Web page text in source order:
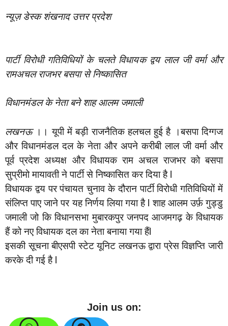
न्यूज़ डेस्क शंखनाद उत्तर प्रदेश
पार्टी विरोधी गतिविधियों के चलते विधायक द्वय लाल जी वर्मा और
रामअचल राजभर बसपा से निष्कासित
विधानमंडल के नेता बने शाह आलम जमाली
लखनऊ।। यूपी में बड़ी राजनैतिक हलचल हुई है ।बसपा दिग्गज
और विधानमंडल दल के नेता और अपने करीबी लाल जी वर्मा और
पूर्व प्रदेश अध्यक्ष और विधायक राम अचल राजभर को बसपा
सुप्रीमो मायावती ने पार्टी से निष्कासित कर दिया है l
विधायक द्वय पर पंचायत चुनाव के दौरान पार्टी विरोधी गतिविधियों में
संलिप्त पाए जाने पर यह निर्णय लिया गया है l शाह आलम उर्फ़ गुड्डु
जमाली जो कि विधानसभा मुबारकपुर जनपद आजमगढ़ के विधायक
हैं को नए विधायक दल का नेता बनाया गया हैंl
इसकी सूचना बीएसपी स्टेट यूनिट लखनऊ द्वारा प्रेस विज्ञप्ति जारी
करके दी गई है l
Join us on: